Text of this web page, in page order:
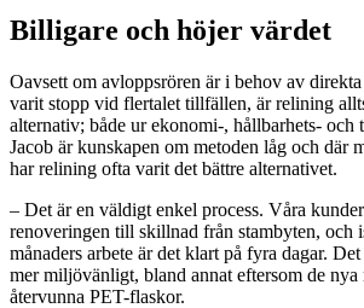
Billigare och höjer värdet
Oavsett om avloppsrören är i behov av
varit stopp vid flertalet tillfällen, är relining
alternativ; både ur ekonomi-, hållbarhets- och
Jacob är kunskapen om metoden låg och där
har relining ofta varit det bättre alternativet.
– Det är en väldigt enkel process. Våra
renoveringen till skillnad från stambyten, och
månaders arbete är det klart på fyra dagar.
mer miljövänligt, bland annat eftersom de nya
återvunna PET-flaskor.